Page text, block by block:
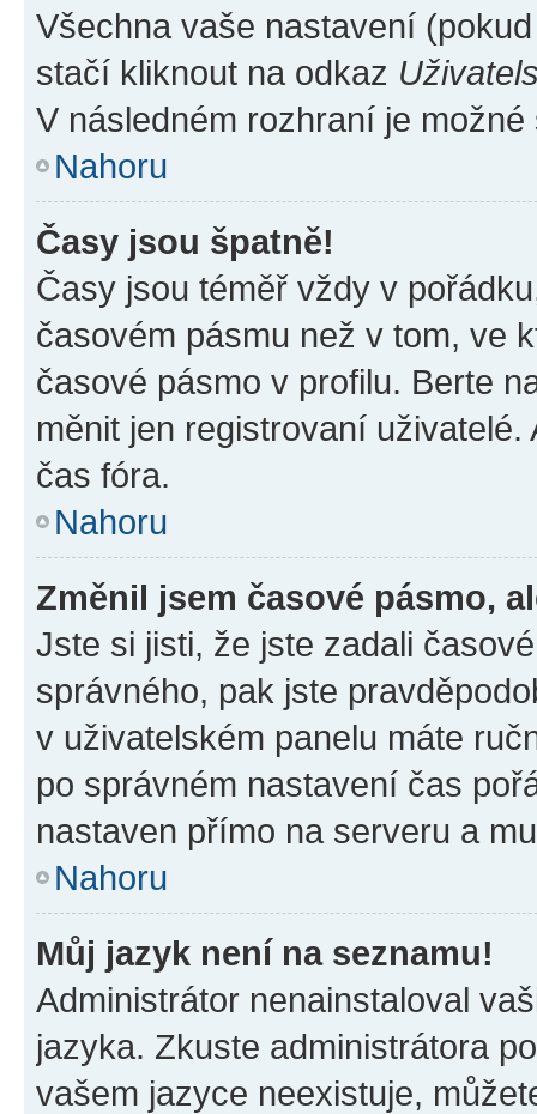
Všechna vaše nastavení
stačí kliknout na odkaz
V následném rozhraní je
Nahoru
Časy jsou špatně!
Časy jsou téměř vždy v
časovém pásmu než v tom, ve
časové pásmo v profilu. Berte
měnit jen registrovaní
čas fóra.
Nahoru
Změnil jsem časové pásmo,
Jste si jisti, že jste zadali
správného, pak jste
v uživatelském panelu máte
po správném nastavení čas
nastaven přímo na serveru a
Nahoru
Můj jazyk není na seznamu!
Administrátor nenainstaloval
jazyka. Zkuste administrátora
vašem jazyce neexistuje,